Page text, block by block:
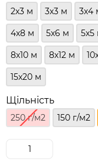
2х3 м 3х3 м 3х4
4х8 м 5х6 м 5х5
8х10 м 8х12 м
15х20 м
Щільність
250 г/м2 150 г/м2